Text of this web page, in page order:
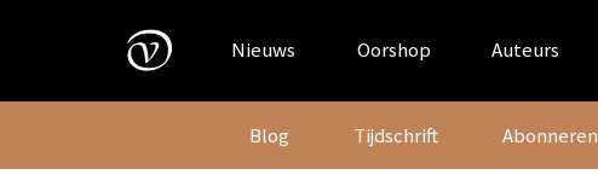
Nieuws Oorshop Auteurs
Blog Tijdschrift Abonneren